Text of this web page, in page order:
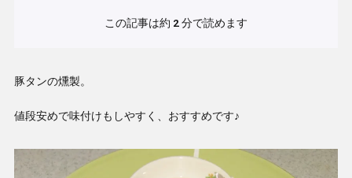
この記事は約 2分で読めます
豚タンの燻製。
値段安めで味付けもしやすく、おすすめです♪